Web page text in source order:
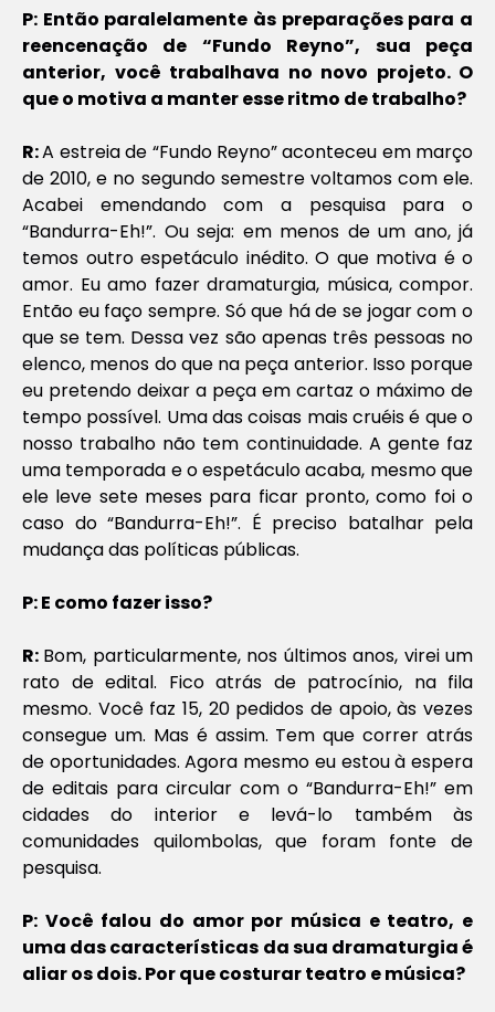
P: Então paralelamente às preparações para a
reencenação de “Fundo Reyno”, sua peça
anterior, você trabalhava no novo projeto. O
que o motiva a manter esse ritmo de trabalho?
R:A estreia de “Fundo Reyno” aconteceu em março
de 2010, e no segundo semestre voltamos com ele.
Acabei emendando com a pesquisa para o
“Bandurra-Eh!”. Ou seja: em menos de um ano, já
temos outro espetáculo inédito. O que motiva é o
amor. Eu amo fazer dramaturgia, música, compor.
Então eu faço sempre. Só que há de se jogar com o
que se tem. Dessa vez são apenas três pessoas no
elenco, menos do que na peça anterior. Isso porque
eu pretendo deixar a peça em cartaz o máximo de
tempo possível. Uma das coisas mais cruéis é que o
nosso trabalho não tem continuidade. A gente faz
uma temporada e o espetáculo acaba, mesmo que
ele leve sete meses para ficar pronto, como foi o
caso do “Bandurra-Eh!”. É preciso batalhar pela
mudança das políticas públicas.
P: E como fazer isso?
R: Bom, particularmente, nos últimos anos, virei um
rato de edital. Fico atrás de patrocínio, na fila
mesmo. Você faz 15, 20 pedidos de apoio, às vezes
consegue um. Mas é assim. Tem que correr atrás
de oportunidades. Agora mesmo eu estou à espera
de editais para circular com o “Bandurra-Eh!” em
cidades do interior e levá-lo também às
comunidades quilombolas, que foram fonte de
pesquisa.
P: Você falou do amor por música e teatro, e
uma das características da sua dramaturgia é
aliar os dois. Por que costurar teatro e música?